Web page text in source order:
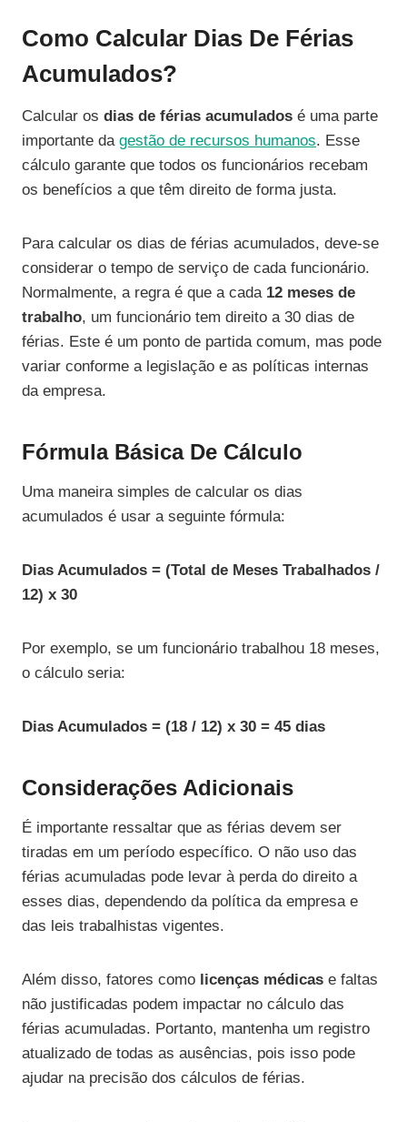
Como Calcular Dias De Férias
Acumulados?
Calcular os dias de férias acumulados é uma parte
importante da gestão de recursos humanos. Esse
cálculo garante que todos os funcionários recebam
os benefícios a que têm direito de forma justa.
Para calcular os dias de férias acumulados, deve-se
considerar o tempo de serviço de cada funcionário.
Normalmente, a regra é que a cada 12 meses de
trabalho, um funcionário tem direito a 30 dias de
férias. Este é um ponto de partida comum, mas pode
variar conforme a legislação e as políticas internas
da empresa.
Fórmula Básica De Cálculo
Uma maneira simples de calcular os dias
acumulados é usar a seguinte fórmula:
Dias Acumulados = (Total de Meses Trabalhados /
12) x 30
Por exemplo, se um funcionário trabalhou 18 meses,
o cálculo seria:
Dias Acumulados = (18 / 12) x 30 = 45 dias
Considerações Adicionais
É importante ressaltar que as férias devem ser
tiradas em um período específico. O não uso das
férias acumuladas pode levar à perda do direito a
esses dias, dependendo da política da empresa e
das leis trabalhistas vigentes.
Além disso, fatores como licenças médicas e faltas
não justificadas podem impactar no cálculo das
férias acumuladas. Portanto, mantenha um registro
atualizado de todas as ausências, pois isso pode
ajudar na precisão dos cálculos de férias.